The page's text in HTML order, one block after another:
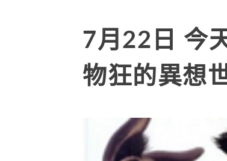
7月22日 今
物狂的異想